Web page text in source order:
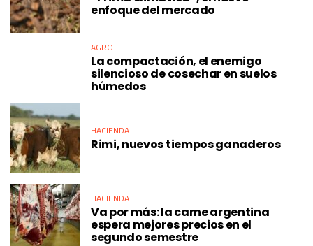
enfoque del mercado
AGRO
La compactación, el enemigo
silencioso de cosechar en suelos
húmedos
HACIENDA
Rimi, nuevos tiempos ganaderos
HACIENDA
Va por más: la carne argentina
espera mejores precios en el
segundo semestre